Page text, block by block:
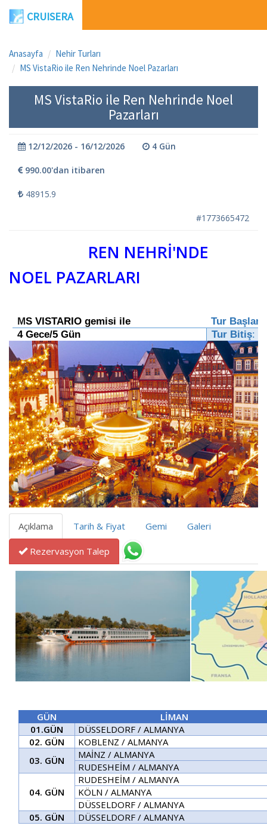
CRUISERA
Anasayfa
Nehir Turları
MS VistaRio ile Ren Nehrinde Noel Pazarları
MS VistaRio ile Ren Nehrinde Noel
Pazarları
12/12/2026 - 16/12/2026 4 Gün
990.00'dan itibaren
48915.9
#1773665472
REN NEHRİ'NDE
NOEL PAZARLARI
MS VISTARIO gemisi ile
Tur
4 Gece/5 Gün
Tur Bitiş:
Açıklama Tarih & Fiyat Gemi Galeri
Rezervasyon Talep
GÜN
LİMAN
01.GÜN
DÜSSELDORF / ALMANYA
02. GÜN
KOBLENZ / ALMANYA
03. GÜN
MAİNZ / ALMANYA
RUDESHEİM / ALMANYA
04. GÜN
RUDESHEİM / ALMANYA
KÖLN / ALMANYA
DÜSSELDORF / ALMANYA
05. GÜN
DÜSSELDORF / ALMANYA